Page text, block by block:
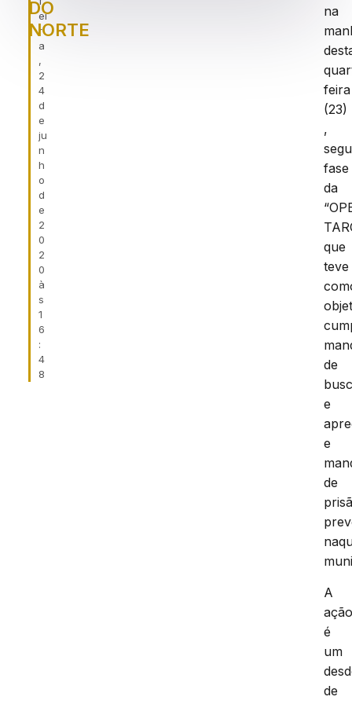
ei
r
a
,
2
4
d
e
ju
n
h
o
d
e
2
0
2
0
à
s
1
6
:
4
8
DO
NORTE
na
feira
(23)
,
fase
da
que
teve
de
e
e
de
A
é
um
de